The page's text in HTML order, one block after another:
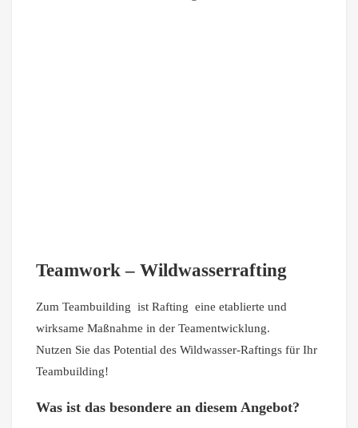
Teamwork – Wildwasserrafting
Zum Teambuilding ist Rafting eine etablierte und
wirksame Maßnahme in der Teamentwicklung.
Nutzen Sie das Potential des Wildwasser-Raftings für Ihr
Teambuilding!
Was ist das besondere an diesem Angebot?